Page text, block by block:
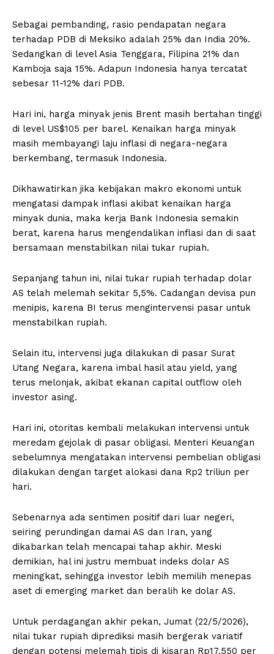
Sebagai pembanding, rasio pendapatan negara
terhadap PDB di Meksiko adalah 25% dan India 20%.
Sedangkan di level Asia Tenggara, Filipina 21% dan
Kamboja saja 15%. Adapun Indonesia hanya tercatat
sebesar 11-12% dari PDB.
Hari ini, harga minyak jenis Brent masih bertahan tinggi
di level US$105 per barel. Kenaikan harga minyak
masih membayangi laju inflasi di negara-negara
berkembang, termasuk Indonesia.
Dikhawatirkan jika kebijakan makro ekonomi untuk
mengatasi dampak inflasi akibat kenaikan harga
minyak dunia, maka kerja Bank Indonesia semakin
berat, karena harus mengendalikan inflasi dan di saat
bersamaan menstabilkan nilai tukar rupiah.
Sepanjang tahun ini, nilai tukar rupiah terhadap dolar
AS telah melemah sekitar 5,5%. Cadangan devisa pun
menipis, karena BI terus mengintervensi pasar untuk
menstabilkan rupiah.
Selain itu, intervensi juga dilakukan di pasar Surat
Utang Negara, karena imbal hasil atau yield, yang
terus melonjak, akibat ekanan capital outflow oleh
investor asing.
Hari ini, otoritas kembali melakukan intervensi untuk
meredam gejolak di pasar obligasi. Menteri Keuangan
sebelumnya mengatakan intervensi pembelian obligasi
dilakukan dengan target alokasi dana Rp2 triliun per
hari.
Sebenarnya ada sentimen positif dari luar negeri,
seiring perundingan damai AS dan Iran, yang
dikabarkan telah mencapai tahap akhir. Meski
demikian, hal ini justru membuat indeks dolar AS
meningkat, sehingga investor lebih memilih menepas
aset di emerging market dan beralih ke dolar AS.
Untuk perdagangan akhir pekan, Jumat (22/5/2026),
nilai tukar rupiah diprediksi masih bergerak variatif
dengan potensi melemah tipis di kisaran Rp17.550 per